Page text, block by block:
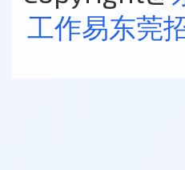
工作易东莞